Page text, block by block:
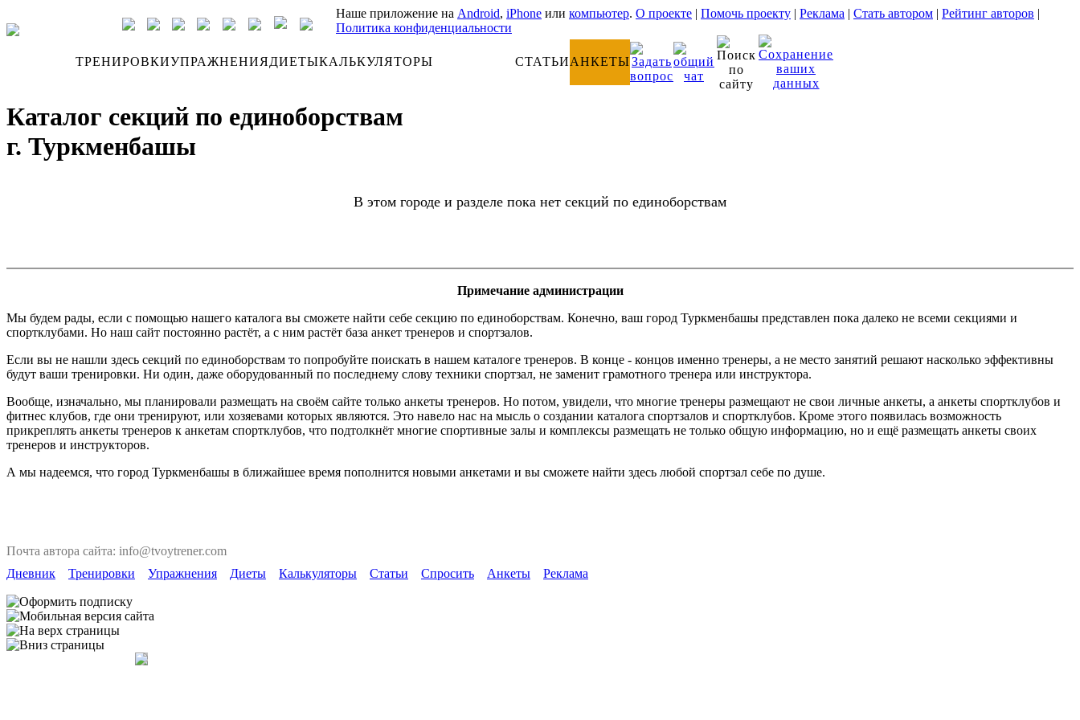
Наше приложение на Android, iPhone или компьютер. О проекте | Помочь проекту | Реклама | Стать автором | Рейтинг авторов |
Политика конфиденциальности
ТРЕНИРОВКИУПРАЖНЕНИЯДИЕТЫКАЛЬКУЛЯТОРЫ СТАТЬИАНКЕТЫ
Каталог секций по единоборствам
г. Туркменбашы
В этом городе и разделе пока нет секций по единоборствам
Примечание администрации
Мы будем рады, если с помощью нашего каталога вы сможете найти себе секцию по единоборствам. Конечно, ваш город Туркменбашы представлен пока далеко не всеми секциями и
спортклубами. Но наш сайт постоянно растёт, а с ним растёт база анкет тренеров и спортзалов.
Если вы не нашли здесь секций по единоборствам то попробуйте поискать в нашем каталоге тренеров. В конце - концов именно тренеры, а не место занятий решают насколько эффективны
будут ваши тренировки. Ни один, даже оборудованный по последнему слову техники спортзал, не заменит грамотного тренера или инструктора.
Вообще, изначально, мы планировали размещать на своём сайте только анкеты тренеров. Но потом, увидели, что многие тренеры размещают не свои личные анкеты, а анкеты спортклубов и
фитнес клубов, где они тренируют, или хозяевами которых являются. Это навело нас на мысль о создании каталога спортзалов и спортклубов. Кроме этого появилась возможность
прикреплять анкеты тренеров к анкетам спортклубов, что подтолкнёт многие спортивные залы и комплексы размещать не только общую информацию, но и ещё размещать анкеты своих
тренеров и инструкторов.
А мы надеемся, что город Туркменбашы в ближайшее время пополнится новыми анкетами и вы сможете найти здесь любой спортзал себе по душе.
Почта автора сайта: info@tvoytrener.com
Дневник
Тренировки Упражнения Диеты Калькуляторы Статьи Спросить Анкеты Реклама